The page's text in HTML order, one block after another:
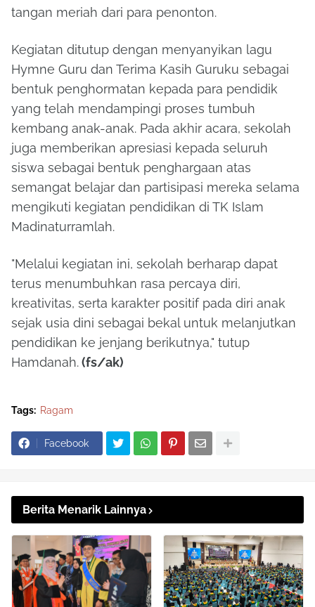
tangan meriah dari para penonton.
Kegiatan ditutup dengan menyanyikan lagu
Hymne Guru dan Terima Kasih Guruku sebagai
bentuk penghormatan kepada para pendidik
yang telah mendampingi proses tumbuh
kembang anak-anak. Pada akhir acara, sekolah
juga memberikan apresiasi kepada seluruh
siswa sebagai bentuk penghargaan atas
semangat belajar dan partisipasi mereka selama
mengikuti kegiatan pendidikan di TK Islam
Madinaturramlah.
"Melalui kegiatan ini, sekolah berharap dapat
terus menumbuhkan rasa percaya diri,
kreativitas, serta karakter positif pada diri anak
sejak usia dini sebagai bekal untuk melanjutkan
pendidikan ke jenjang berikutnya," tutup
Hamdanah.(fs/ak)
Tags: Ragam
Facebook
Berita Menarik Lainnya